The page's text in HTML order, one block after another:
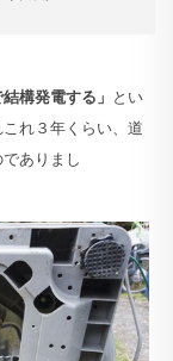
構発電する」 とい
れ３年くらい、道
ありまし